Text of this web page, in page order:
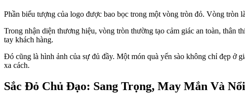
Phần biểu tượng của logo được bao bọc trong một vòng tròn đỏ. Vòng tròn
Trong nhận diện thương hiệu, vòng tròn thường tạo cảm giác an toàn, thân
tay khách hàng.
Đó cũng là hình ảnh của sự đủ đầy. Một món quà yến sào không chỉ đẹp ở
xa cách.
Sắc Đỏ Chủ Đạo: Sang Trọng, May Mắn Và